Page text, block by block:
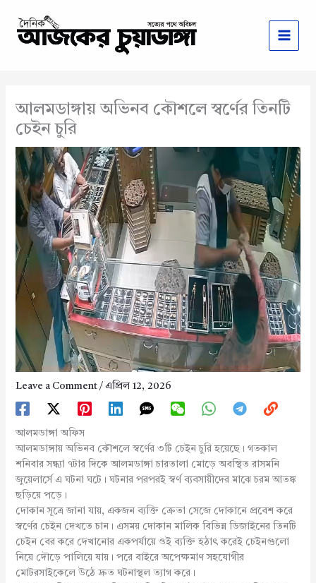
content
আলমডাঙ্গায় অভিনব কৌশলে স্বর্ণের তিনটি
চেইন চুরি
Leave a Comment / এপ্রিল 12, 2026
আলমডাঙ্গা অফিস
আলমডাঙ্গায় অভিনব কৌশলে স্বর্ণের ৩টি চেইন চুরি হয়েছে। গতকাল
শনিবার সন্ধ্যা ৭টার দিকে আলমডাঙ্গা চারতালা মোড়ে অবস্থিত রাসমনি
জুয়েলার্সে এ ঘটনা ঘটে। ঘটনার পরপরই স্বর্ণ ব্যবসায়ীদের মাঝে চরম আতঙ্ক
ছড়িয়ে পড়ে।
দোকান সূত্রে জানা যায়, একজন ব্যক্তি ক্রেতা সেজে দোকানে প্রবেশ করে
স্বর্ণের চেইন দেখতে চান। এসময় দোকান মালিক বিভিন্ন ডিজাইনের তিনটি
চেইন বের করে দেখানোর একপর্যায়ে ওই ব্যক্তি হঠাৎ করেই চেইনগুলো
নিয়ে দৌড়ে পালিয়ে যায়। পরে বাইরে অপেক্ষমাণ সহযোগীর
মোটরসাইকেলে উঠে দ্রুত ঘটনাস্থল ত্যাগ করে।